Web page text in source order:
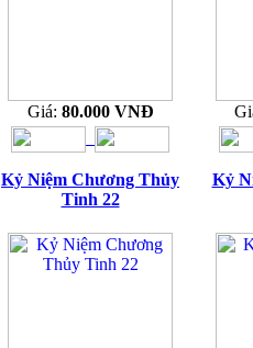
Giá: 80.000 VNĐ
Kỷ Niệm Chương Thủy
Tinh 22
Kỷ